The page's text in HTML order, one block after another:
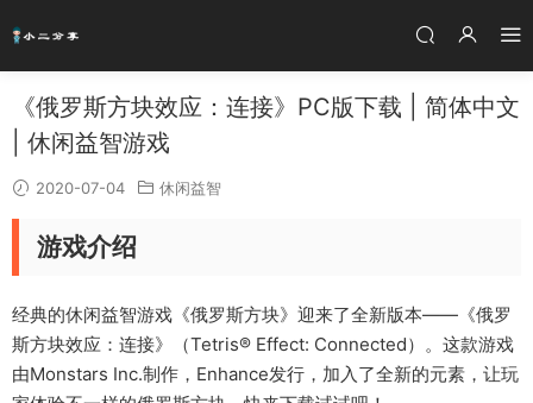
《俄罗斯方块效应：连接》PC版下载 | 简体中文
| 休闲益智游戏
2020-07-04 休闲益智
游戏介绍
经典的休闲益智游戏《俄罗斯方块》迎来了全新版本——《俄罗
斯方块效应：连接》（Tetris® Effect: Connected）。这款游戏
由Monstars Inc.制作，Enhance发行，加入了全新的元素，让玩